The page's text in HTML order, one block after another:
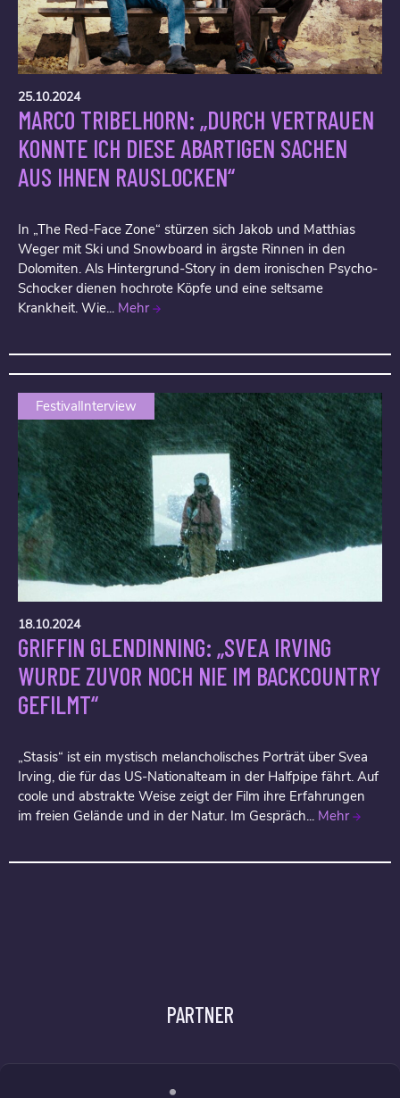
25.10.2024
MARCO TRIBELHORN: „DURCH VERTRAUEN
KONNTE ICH DIESE ABARTIGEN SACHEN
AUS IHNEN RAUSLOCKEN“
In „The Red-Face Zone“ stürzen sich Jakob und Matthias
Weger mit Ski und Snowboard in ärgste Rinnen in den
Dolomiten. Als Hintergrund-Story in dem ironischen Psycho-
Schocker dienen hochrote Köpfe und eine seltsame
Krankheit. Wie... Mehr
FestivalInterview
18.10.2024
GRIFFIN GLENDINNING: „SVEA IRVING
WURDE ZUVOR NOCH NIE IM BACKCOUNTRY
GEFILMT“
„Stasis“ ist ein mystisch melancholisches Porträt über Svea
Irving, die für das US-Nationalteam in der Halfpipe fährt. Auf
coole und abstrakte Weise zeigt der Film ihre Erfahrungen
im freien Gelände und in der Natur. Im Gespräch... Mehr
PARTNER